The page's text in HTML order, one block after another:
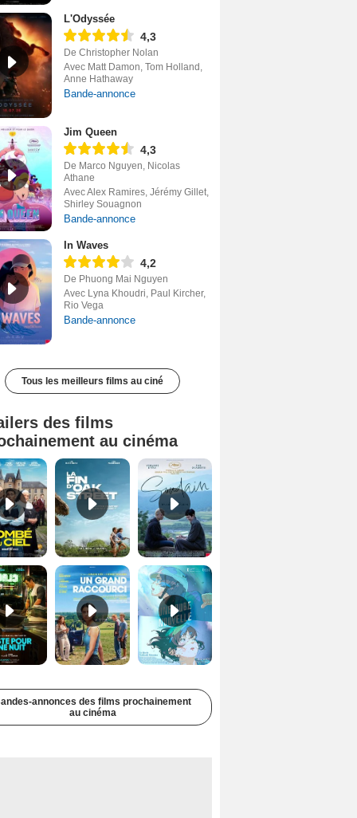
L'Odyssée
4,3
De Christopher Nolan
Avec Matt Damon, Tom Holland,
Anne Hathaway
Bande-annonce
Jim Queen
4,3
De Marco Nguyen, Nicolas
Athane
Avec Alex Ramires, Jérémy Gillet,
Shirley Souagnon
Bande-annonce
In Waves
4,2
De Phuong Mai Nguyen
Avec Lyna Khoudri, Paul Kircher,
Rio Vega
Bande-annonce
Tous les meilleurs films au ciné
des films
au cinéma
Tombé du ciel Bande-annonce VF La fin d’Oak Street Bande-annonce VO STFR
Juste pour une nuit Bande-annonce VO STFR Un grand raccourci Bande-annonce VF Une aube nouvelle Bande-annonce VO STFR
annonces des films prochainement
au cinéma